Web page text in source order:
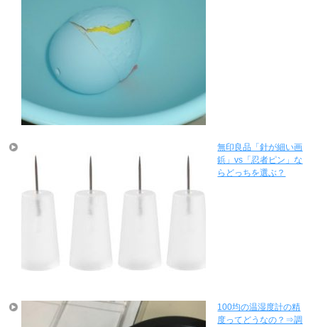
無印良品「針が細い画
鋲」vs「忍者ピン」な
らどっちを選ぶ？
100均の温湿度計の精
度ってどうなの？⇒調